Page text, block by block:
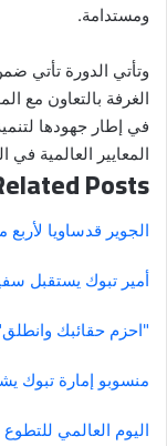
ومستدامة.
وتأتي الدورة تأتي
الغرفة بالتعاون مع
في إطار جهودها
المعايير العالمية في
Posts
الجوير قدساويا
أمير تبوك يستقبل
"احزم حقائبك
منسوبو إمارة تبوك
اليوم العالمي